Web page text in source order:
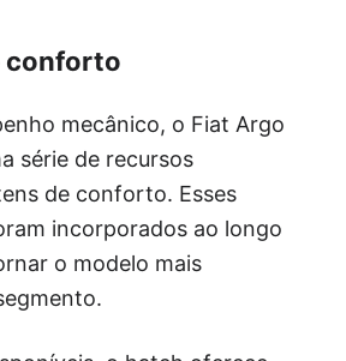
conforto
mecânico, o Fiat Argo
série de recursos
de conforto. Esses
incorporados ao longo
o modelo mais